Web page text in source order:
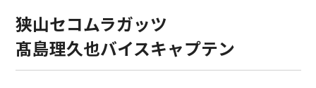
狭山セコムラガッツ
髙島理久也バイスキャプテン